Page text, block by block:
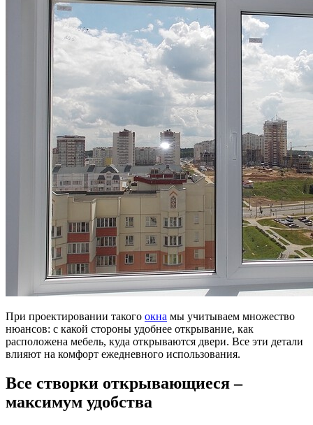
При проектировании такого окна мы учитываем множество
нюансов: с какой стороны удобнее открывание, как
расположена мебель, куда открываются двери. Все эти детали
влияют на комфорт ежедневного использования.
Все створки открывающиеся –
максимум удобства